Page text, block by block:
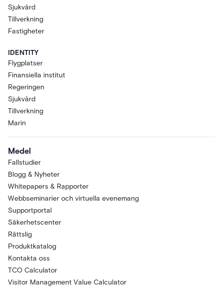
Sjukvård
Tillverkning
Fastigheter
IDENTITY
Flygplatser
Finansiella institut
Regeringen
Sjukvård
Tillverkning
Marin
Medel
Fallstudier
Blogg & Nyheter
Whitepapers & Rapporter
Webbseminarier och virtuella evenemang
Supportportal
Säkerhetscenter
Rättslig
Produktkatalog
Kontakta oss
TCO Calculator
Visitor Management Value Calculator